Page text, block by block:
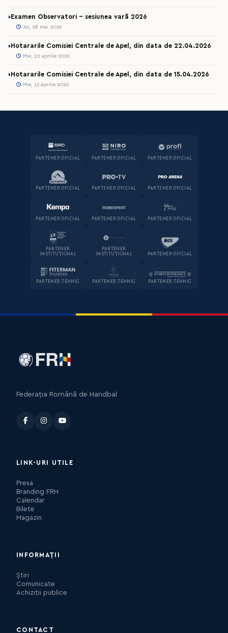
Examen Observatori - sesiunea vară 2026
Joi, 28 mai 2026
Hotararile Comisiei Centrale de Apel, din data de 22.04.2026
Mie, 22 aprilie 2026
Hotararile Comisiei Centrale de Apel, din data de 15.04.2026
Mie, 15 aprilie 2026
PARTENER OFICIAL PARTENER OFICIAL PARTENER OFICIAL
PARTENER OFICIAL PARTENER OFICIAL PARTENER OFICIAL
PARTENER OFICIAL PARTENER OFICIAL PARTENER OFICIAL
PARTENER
INSTITUȚIONAL
PARTENER
INSTITUȚIONAL
PARTENER OFICIAL
PARTENER TEHNIC PARTENER TEHNIC PARTENER TEHNIC
Federația Română de Handbal
LINK-URI UTILE
Presa
Branding FRH
Calendar
Bilete
Magazin
INFORMAȚII
Știri
Comunicate
Achiziții publice
CONTACT